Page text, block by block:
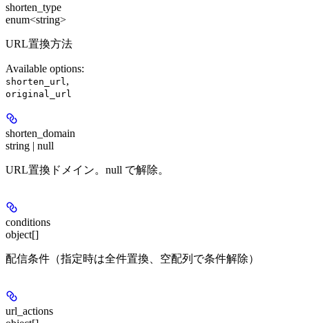
shorten_type
enum<string>
URL置換方法
Available options:
shorten_url ,
original_url
shorten_domain
string | null
URL置換ドメイン。null で解除。
conditions
object[]
配信条件（指定時は全件置換、空配列で条件解除）
url_actions